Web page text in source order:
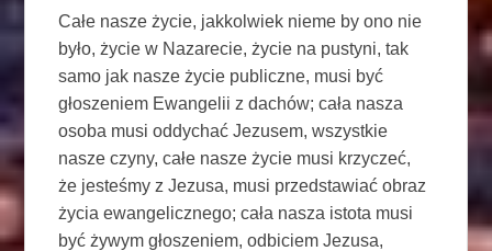
Całe nasze życie, jakkolwiek nieme by ono nie
było, życie w Nazarecie, życie na pustyni, tak
samo jak nasze życie publiczne, musi być
głoszeniem Ewangelii z dachów; cała nasza
osoba musi oddychać Jezusem, wszystkie
nasze czyny, całe nasze życie musi krzyczeć,
że jesteśmy z Jezusa, musi przedstawiać obraz
życia ewangelicznego; cała nasza istota musi
być żywym głoszeniem, odbiciem Jezusa,